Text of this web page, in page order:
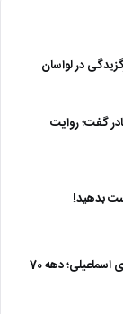
در لواسان
گفت؛ روایت
دهه 70